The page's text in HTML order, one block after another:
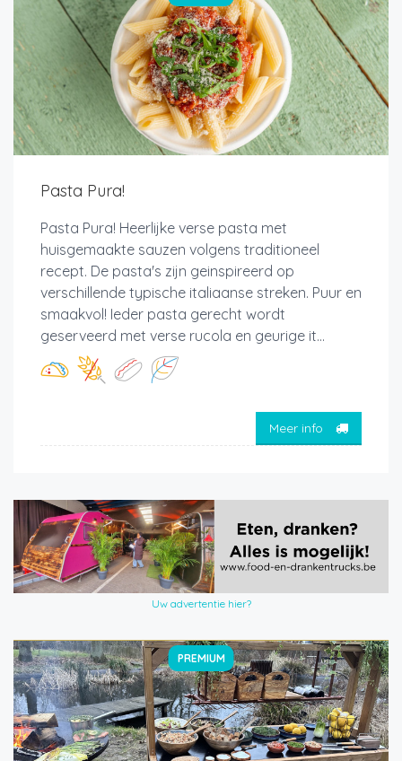
Pasta Pura!
Pasta Pura! Heerlijke verse pasta met
huisgemaakte sauzen volgens traditioneel
recept. De pasta's zijn geinspireerd op
verschillende typische italiaanse streken. Puur en
smaakvol! Ieder pasta gerecht wordt
geserveerd met verse rucola en geurige it...
Meer info
Uw advertentie hier?
PREMIUM